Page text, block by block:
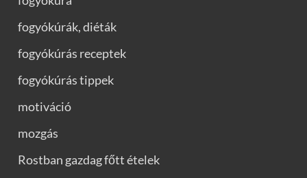
fogyókúrák, diéták
fogyókúrás receptek
fogyókúrás tippek
motiváció
mozgás
Rostban gazdag főtt ételek